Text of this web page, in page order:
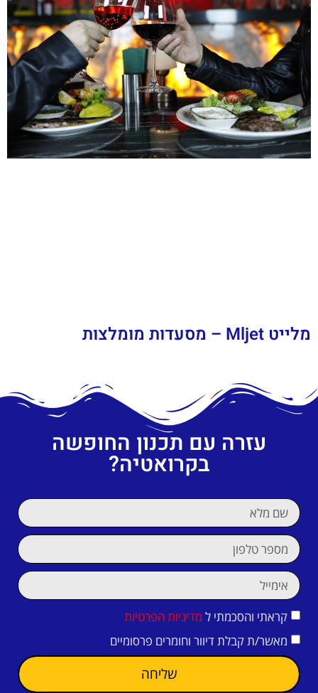
מלייט Mljet – מסעדות מומלצות
עזרה עם תכנון החופשה
בקרואטיה?
קראתי והסכמתי ל מדיניות הפרטיות
מאשר/ת קבלת דיוור וחומרים פרסומיים
שליחה